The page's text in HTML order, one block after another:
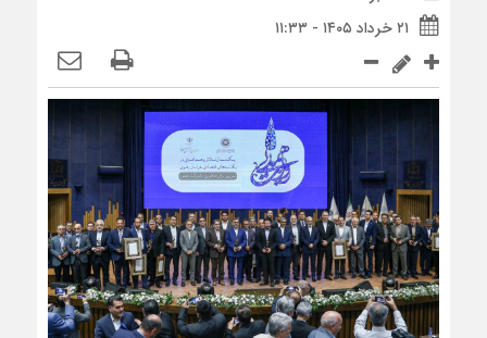
۲۱ خرداد ۱۴۰۵ - ۱۱:۳۳